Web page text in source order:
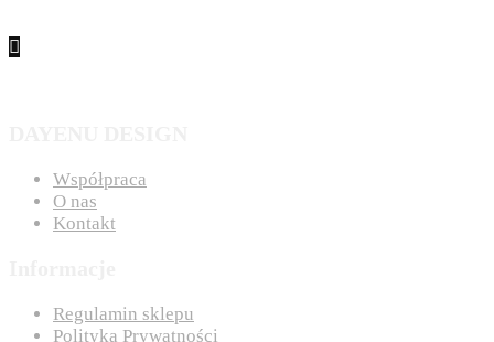
Współpraca
O nas
Kontakt
Regulamin sklepu
Polityka Prywatności